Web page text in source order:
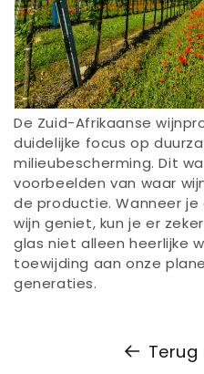
De Zuid-Afrikaanse
duidelijke focus op
milieubescherming. Dit
voorbeelden van waar
de productie. Wanneer je
wijn geniet, kun je er
glas niet alleen heerlijke
toewijding aan onze
generaties.